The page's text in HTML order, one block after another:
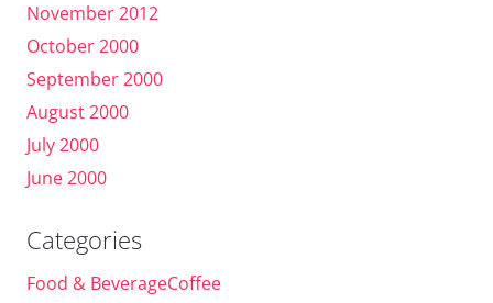
November 2012
October 2000
September 2000
August 2000
July 2000
June 2000
Categories
Food & BeverageCoffee